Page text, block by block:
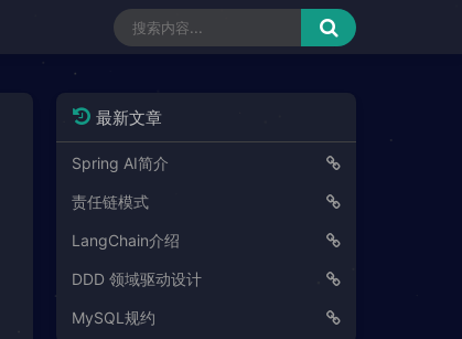
最新文章
Spring AI简介
责任链模式
LangChain介绍
DDD 领域驱动设计
MySQL规约